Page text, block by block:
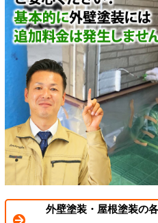
外壁塗装・屋根塗装の